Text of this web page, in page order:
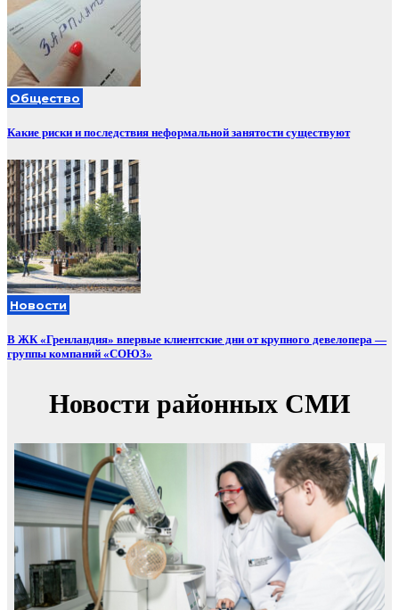
Общество
Какие риски и последствия неформальной занятости существуют
Новости
В ЖК «Гренландия» впервые клиентские дни от крупного девелопера —
группы компаний «СОЮЗ»